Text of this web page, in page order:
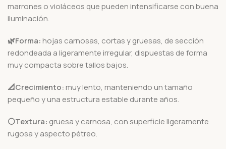
marrones o violáceos que pueden intensificarse con buena
iluminación.
🌿Forma: hojas carnosas, cortas y gruesas, de sección
redondeada a ligeramente irregular, dispuestas de forma
muy compacta sobre tallos bajos.
📐Crecimiento: muy lento, manteniendo un tamaño
pequeño y una estructura estable durante años.
⚪Textura: gruesa y carnosa, con superficie ligeramente
rugosa y aspecto pétreo.